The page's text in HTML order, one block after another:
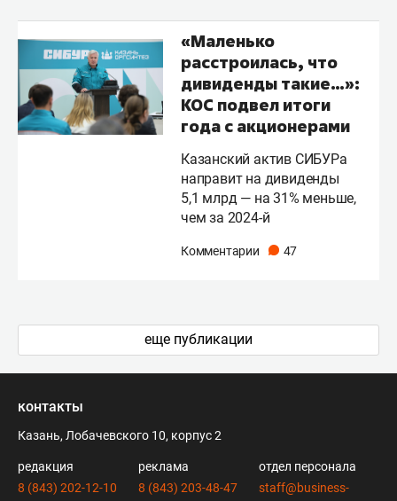
«Маленько
расстроилась, что
дивиденды такие…»:
КОС подвел итоги
года с акционерами
Казанский актив СИБУРа
направит на дивиденды
5,1 млрд — на 31% меньше,
чем за 2024-й
Комментарии 47
еще публикации
контакты
Казань, Лобачевского 10, корпус 2
редакция
8 (843) 202-12-10
реклама
8 (843) 203-48-47
отдел персонала
staff@business-